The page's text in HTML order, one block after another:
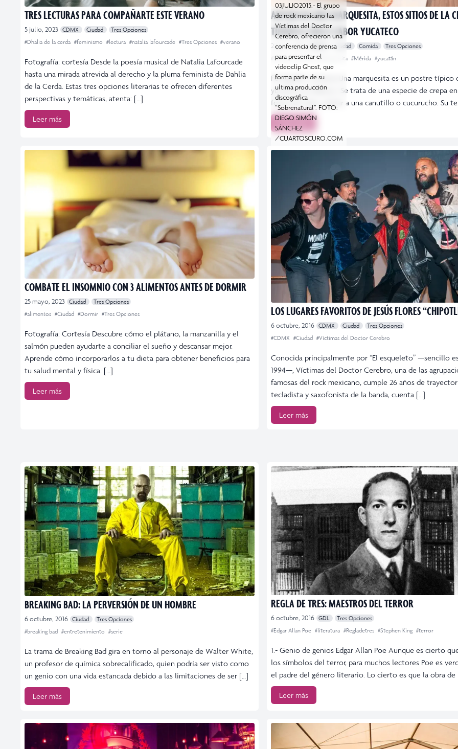
TRES LECTURAS PARA COMPAÑARTE ESTE VERANO
5 julio, 2023 CDMX Ciudad
Tres Opciones
#Dhalia de la cerda #feminismo #lectura #natalia lafourcade #Tres Opciones #verano
Fotografía: cortesía Desde la poesía musical de Natalia Lafourcade
hasta una mirada atrevida al derecho y la pluma feminista de Dahlia
de la Cerda. Estas tres opciones literarias te ofrecen diferentes
perspectivas y temáticas, atenta: […]
Leer más
ANTOJO DE UNA MARQUESITA, ESTOS SITIOS DE LA
TIENEN EL DULCE SABOR YUCATECO
2 junio, 2023 CDMX Ciudad Comida
Tres Opciones
#Ciudad #comida #Marquesita #Mérida #yucatán
Fotografía: Cortesía Una marquesita es un postre típico
yucateca en México. Se trata de una especie de crepa
forma de tubo, similar a una canutillo o cucurucho. Su
Leer más
COMBATE EL INSOMNIO CON 3 ALIMENTOS ANTES DE DORMIR
25 mayo, 2023 Ciudad
Tres Opciones
#alimentos #Ciudad #Dormir #Tres Opciones
Fotografía: Cortesía Descubre cómo el plátano, la manzanilla y el
salmón pueden ayudarte a conciliar el sueño y descansar mejor.
Aprende cómo incorporarlos a tu dieta para obtener beneficios para
tu salud mental y física. […]
Leer más
03JULIO2015.- El grupo
de rock mexicano las
Víctimas del Doctor
Cerebro, ofrecieron una
conferencia de prensa
para presentar el
videoclip Ghost, que
forma parte de su
ultima producción
discográfica
“Sobrenatural”. FOTO:
DIEGO SIMÓN
SÁNCHEZ
/CUARTOSCURO.COM
LOS LUGARES FAVORITOS DE JESÚS FLORES
6 octubre, 2016 CDMX Ciudad
Tres Opciones
#CDMX #Ciudad #Víctimas del Doctor Cerebro
Conocida principalmente por “El esqueleto” —sencillo
1994—, Víctimas del Doctor Cerebro, una de las
famosas del rock mexicano, cumple 26 años de
tecladista y saxofonista de la banda, cuenta […]
Leer más
BREAKING BAD: LA PERVERSIÓN DE UN HOMBRE
6 octubre, 2016 Ciudad
Tres Opciones
#breaking bad #entretenimiento #serie
La trama de Breaking Bad gira en torno al personaje de Walter White,
un profesor de química sobrecalificado, quien podría ser visto como
un genio con una vida estancada debido a las limitaciones de ser […]
Leer más
REGLA DE TRES: MAESTROS DEL TERROR
6 octubre, 2016 GDL
Tres Opciones
#Edgar Allan Poe #literatura #Regladetres #Stephen King #terror
1.- Genio de genios Edgar Allan Poe Aunque es cierto
los símbolos del terror, para muchos lectores Poe es
el padre del género literario. Lo cierto es que la obra de
Leer más